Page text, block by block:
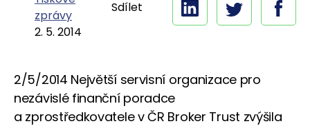
zprávy
2. 5. 2014
Sdílet
2/5/2014 Největší servisní organizace pro
nezávislé finanční poradce
a zprostředkovatele v ČR Broker Trust zvýšila